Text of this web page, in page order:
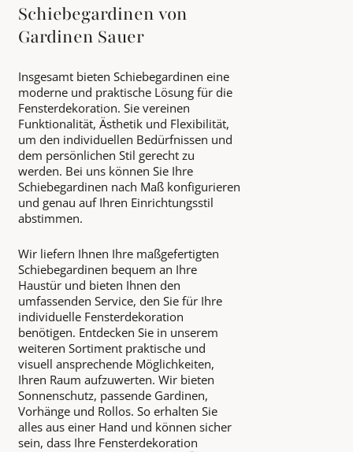
Schiebegardinen von
Gardinen Sauer
Insgesamt bieten Schiebegardinen eine
moderne und praktische Lösung für die
Fensterdekoration. Sie vereinen
Funktionalität, Ästhetik und Flexibilität,
um den individuellen Bedürfnissen und
dem persönlichen Stil gerecht zu
werden. Bei uns können Sie Ihre
Schiebegardinen nach Maß konfigurieren
und genau auf Ihren Einrichtungsstil
abstimmen.
Wir liefern Ihnen Ihre maßgefertigten
Schiebegardinen bequem an Ihre
Haustür und bieten Ihnen den
umfassenden Service, den Sie für Ihre
individuelle Fensterdekoration
benötigen. Entdecken Sie in unserem
weiteren Sortiment praktische und
visuell ansprechende Möglichkeiten,
Ihren Raum aufzuwerten. Wir bieten
Sonnenschutz, passende Gardinen,
Vorhänge und Rollos. So erhalten Sie
alles aus einer Hand und können sicher
sein, dass Ihre Fensterdekoration